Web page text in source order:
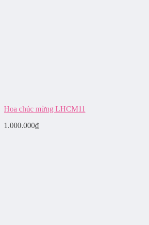
Hoa chúc mừng LHCM11
1.000.000₫